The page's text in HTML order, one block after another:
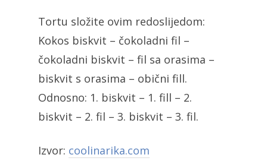
Tortu složite ovim redoslijedom:
Kokos biskvit – čokoladni fil –
čokoladni biskvit – fil sa orasima –
biskvit s orasima – obični fill.
Odnosno: 1. biskvit – 1. fill – 2.
biskvit – 2. fil – 3. biskvit – 3. fil.
Izvor: coolinarika.com